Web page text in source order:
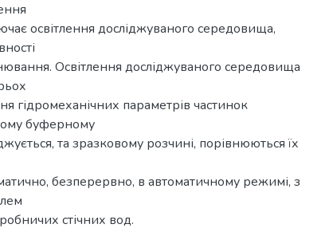
освітлення досліджуваного середовища,
Освітлення досліджуваного середовища
гідромеханічних параметрів частинок
буферному
та зразковому розчині, порівнюються їх
безперервно, в автоматичному режимі, з
стічних вод.